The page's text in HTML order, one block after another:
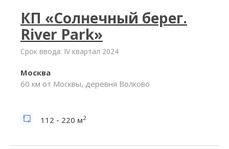
КП «Солнечный берег.
River Park»
Срок ввода: IV квартал 2024
Москва
60 км от Москвы, деревня Волково
112 - 220 м2